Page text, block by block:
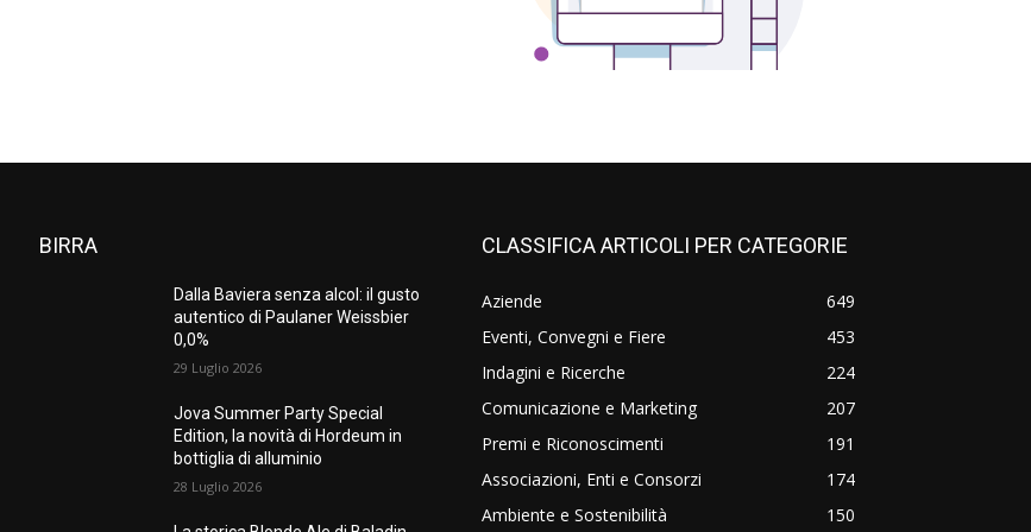
BIRRA
Dalla Baviera senza alcol: il gusto
autentico di Paulaner Weissbier
0,0%
29 Luglio 2026
Jova Summer Party Special
Edition, la novità di Hordeum in
bottiglia di alluminio
28 Luglio 2026
CLASSIFICA ARTICOLI PER CATEGORIE
Aziende
649
Eventi, Convegni e Fiere
453
Indagini e Ricerche
224
Comunicazione e Marketing
207
Premi e Riconoscimenti
191
Associazioni, Enti e Consorzi
174
Ambiente e Sostenibilità
150